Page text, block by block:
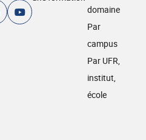
domaine
Par
campus
Par UFR,
institut,
école